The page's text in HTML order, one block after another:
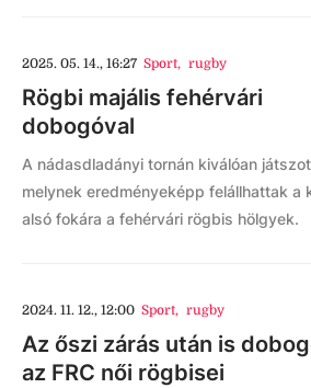
2025. 05. 14., 16:27 Sport, rugby
Rögbi majális fehérvári
dobogóval
A nádasdladányi tornán kiválóan
melynek eredményeképp felállhattak a
alsó fokára a fehérvári rögbis hölgyek.
2024. 11. 12., 12:00 Sport, rugby
Az őszi zárás után is
az FRC női rögbisei